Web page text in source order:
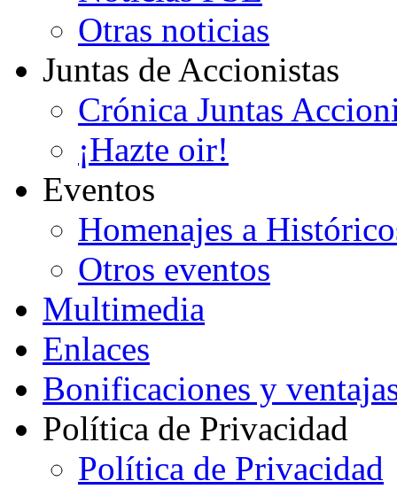
Otras noticias
Juntas de Accionistas
Crónica Juntas
¡Hazte oir!
Eventos
Homenajes a
Otros eventos
Multimedia
Enlaces
Bonificaciones y
Política de Privacidad
Política de Privacidad